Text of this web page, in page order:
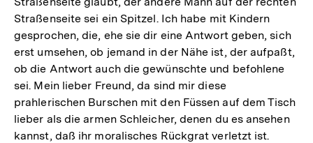
Straßenseite sei ein Spitzel. Ich habe mit Kindern
gesprochen, die, ehe sie dir eine Antwort geben, sich
erst umsehen, ob jemand in der Nähe ist, der aufpaßt,
ob die Antwort auch die gewünschte und befohlene
sei. Mein lieber Freund, da sind mir diese
prahlerischen Burschen mit den Füssen auf dem Tisch
lieber als die armen Schleicher, denen du es ansehen
kannst, daß ihr moralisches Rückgrat verletzt ist.